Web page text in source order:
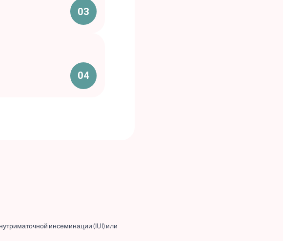
инсеминации (IUI) или